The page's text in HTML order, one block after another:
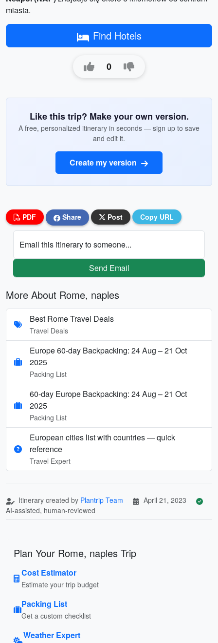
miasta.
Find Hotels
0
Like this trip? Make your own version.
A free, personalized itinerary in seconds — sign up to save
and edit it.
Create my version
PDF Share Post Copy URL
Email this itinerary to someone...
Send Email
More About Rome, naples
Best Rome Travel Deals
Travel Deals
Europe 60-day Backpacking: 24 Aug – 21 Oct
2025
Packing List
60-day Europe Backpacking: 24 Aug – 21 Oct
2025
Packing List
European cities list with countries — quick
reference
Travel Expert
Itinerary created by Plantrip Team
April 21, 2023
AI-assisted, human-reviewed
Plan Your Rome, naples Trip
Cost Estimator
Estimate your trip budget
Packing List
Get a custom checklist
Weather Expert